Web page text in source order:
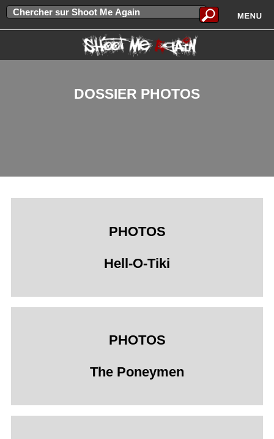
DOSSIER PHOTOS
PHOTOS
Hell-O-Tiki
PHOTOS
The Poneymen